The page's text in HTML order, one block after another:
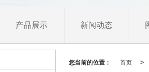
产品展示 新闻动态
您当前的位置： 首页 >